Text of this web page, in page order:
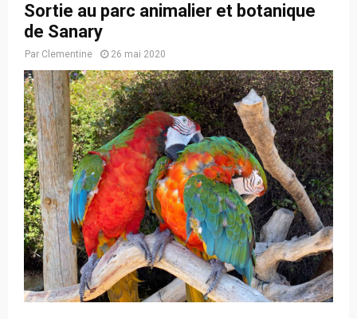
Sortie au parc animalier et botanique
de Sanary
Par Clementine 26 mai 2020